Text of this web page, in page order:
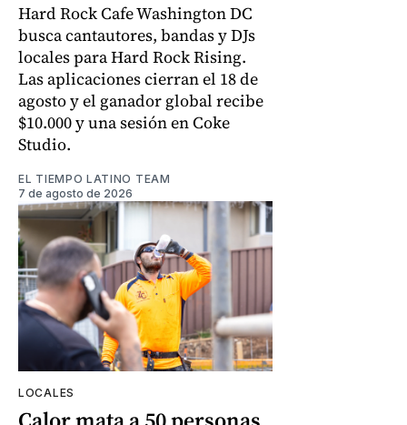
Hard Rock Cafe Washington DC
busca cantautores, bandas y DJs
locales para Hard Rock Rising.
Las aplicaciones cierran el 18 de
agosto y el ganador global recibe
$10.000 y una sesión en Coke
Studio.
EL TIEMPO LATINO TEAM
7 de agosto de 2026
LOCALES